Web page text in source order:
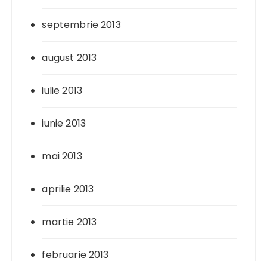
septembrie 2013
august 2013
iulie 2013
iunie 2013
mai 2013
aprilie 2013
martie 2013
februarie 2013